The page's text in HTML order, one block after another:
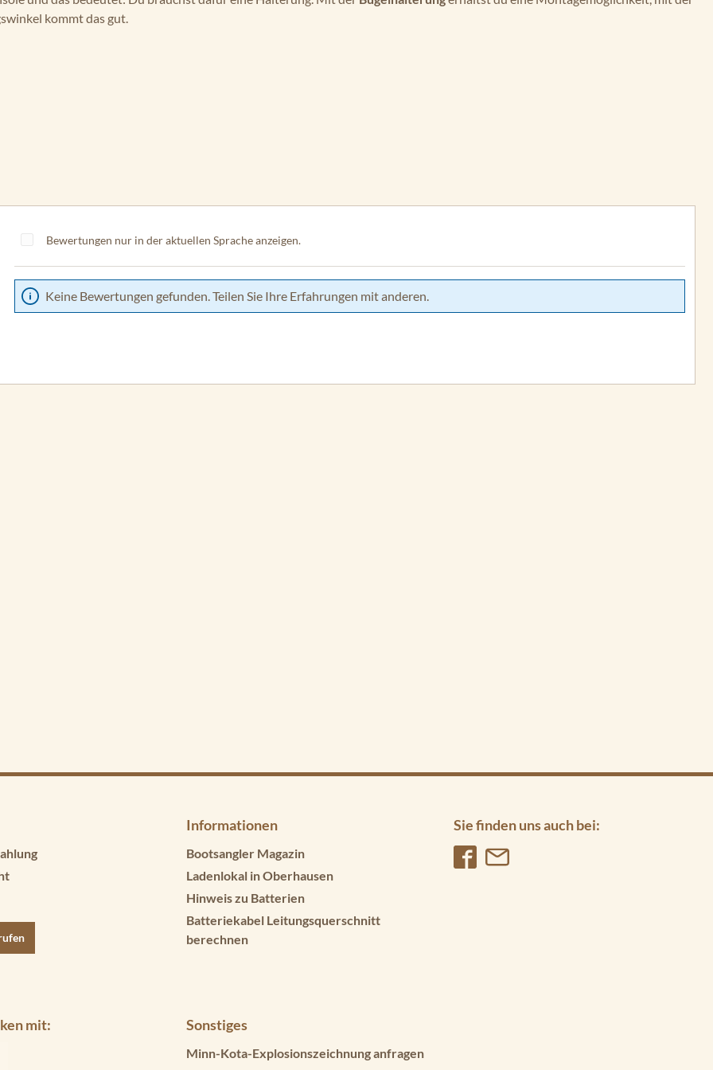
kommt das gut.
Bewertungen nur in der aktuellen Sprache anzeigen.
Keine Bewertungen gefunden. Teilen Sie Ihre Erfahrungen mit anderen.
Informationen
Bootsangler Magazin
Ladenlokal in Oberhausen
Hinweis zu Batterien
Batteriekabel Leitungsquerschnitt
berechnen
Sie finden uns auch bei:
mit: Sonstiges
Minn-Kota-Explosionszeichnung anfragen